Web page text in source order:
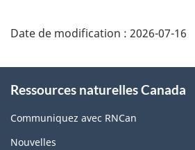
Date de modification : 2026-07-16
this
site
Ressources naturelles Canada
Communiquez avec RNCan
Nouvelles